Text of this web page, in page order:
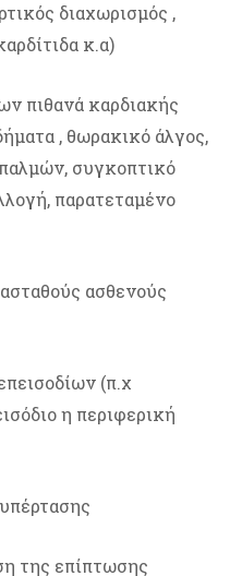
διαχωρισμός ,
κ.α)
πιθανά καρδιακής
, θωρακικό άλγος,
συγκοπτικό
παρατεταμένο
ασθενούς
(π.χ
η περιφερική
της επίπτωσης